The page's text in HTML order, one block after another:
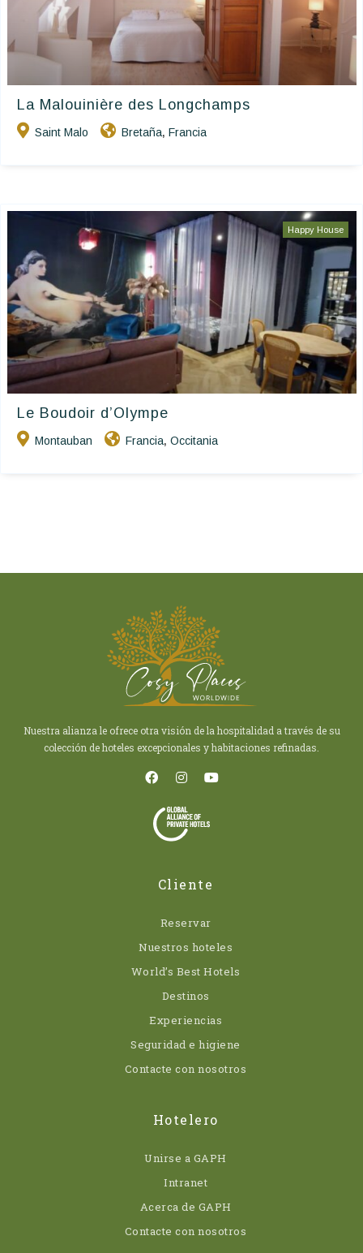
La Malouinière des Longchamps
Saint Malo Bretaña, Francia
Happy House
Le Boudoir d’Olympe
Montauban Francia, Occitania
Nuestra alianza le ofrece otra visión de la hospitalidad a través de su
colección de hoteles excepcionales y habitaciones refinadas.
Cliente
Reservar
Nuestros hoteles
World’s Best Hotels
Destinos
Experiencias
Seguridad e higiene
Contacte con nosotros
Hotelero
Unirse a GAPH
Intranet
Acerca de GAPH
Contacte con nosotros